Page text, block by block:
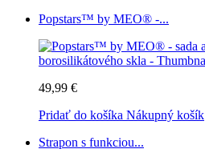
Popstars™ by MEO® -...
49,99 €
Pridať do košíka Nákupný košík
Strapon s funkciou...